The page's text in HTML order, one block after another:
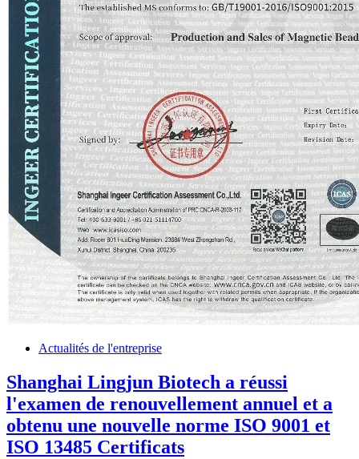
Actualités de l'entreprise
Shanghai Lingjun Biotech a réussi
l'examen de renouvellement annuel et a
obtenu une nouvelle norme ISO 9001 et
ISO 13485 Certificats